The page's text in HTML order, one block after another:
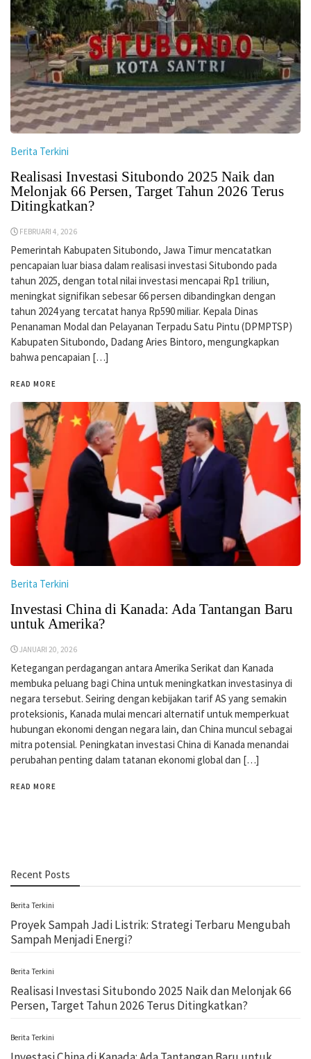
Berita Terkini
Realisasi Investasi Situbondo 2025 Naik dan
Melonjak 66 Persen, Target Tahun 2026 Terus
Ditingkatkan?
FEBRUARI 4, 2026
Pemerintah Kabupaten Situbondo, Jawa Timur mencatatkan
pencapaian luar biasa dalam realisasi investasi Situbondo pada
tahun 2025, dengan total nilai investasi mencapai Rp1 triliun,
meningkat signifikan sebesar 66 persen dibandingkan dengan
tahun 2024 yang tercatat hanya Rp590 miliar. Kepala Dinas
Penanaman Modal dan Pelayanan Terpadu Satu Pintu (DPMPTSP)
Kabupaten Situbondo, Dadang Aries Bintoro, mengungkapkan
bahwa pencapaian […]
READ MORE
Berita Terkini
Investasi China di Kanada: Ada Tantangan Baru
untuk Amerika?
JANUARI 20, 2026
Ketegangan perdagangan antara Amerika Serikat dan Kanada
membuka peluang bagi China untuk meningkatkan investasinya di
negara tersebut. Seiring dengan kebijakan tarif AS yang semakin
proteksionis, Kanada mulai mencari alternatif untuk memperkuat
hubungan ekonomi dengan negara lain, dan China muncul sebagai
mitra potensial. Peningkatan investasi China di Kanada menandai
perubahan penting dalam tatanan ekonomi global dan […]
READ MORE
Recent Posts
Berita Terkini
Proyek Sampah Jadi Listrik: Strategi Terbaru Mengubah
Sampah Menjadi Energi?
Berita Terkini
Realisasi Investasi Situbondo 2025 Naik dan Melonjak 66
Persen, Target Tahun 2026 Terus Ditingkatkan?
Berita Terkini